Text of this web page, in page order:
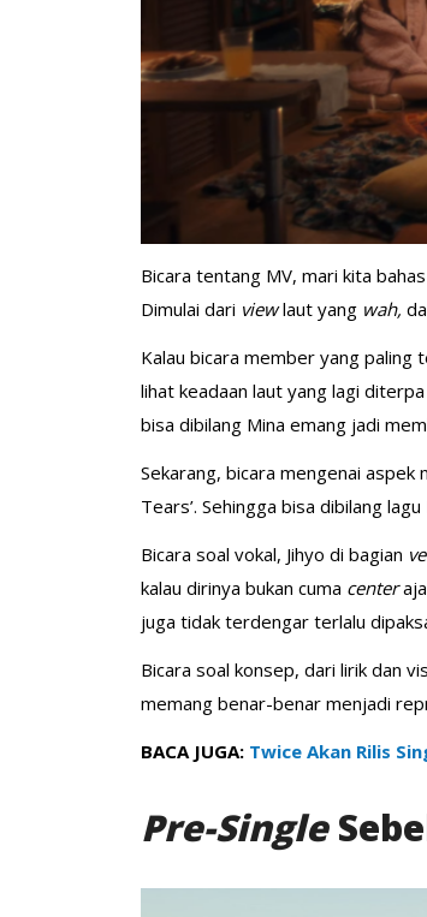
Bicara tentang MV, mari kita
Dimulai dari viewlaut yang wah,
Kalau bicara member yang paling
lihat keadaan laut yang lagi
bisa dibilang Mina emang jadi
Sekarang, bicara mengenai aspek
Tears’. Sehingga bisa dibilang
Bicara soal vokal, Jihyo di bagian
kalau dirinya bukan cuma center
juga tidak terdengar terlalu
Bicara soal konsep, dari lirik dan
memang benar-benar menjadi
BACA JUGA: Twice Akan Rilis
Pre-Single